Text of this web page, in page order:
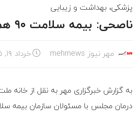
پزشکی، بهداشت و زیبایی
ناصحی: بیمه سلامت ۹۰ همت بدهی دارد
مهر نیوز mehrnews خرداد ۱۹, ۱۴۰۵
به گزارش خبرگزاری مهر به نقل از
درمان مجلس با مسئولان سازمان بیمه